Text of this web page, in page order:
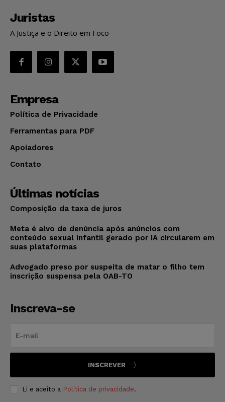
Juristas
A Justiça e o Direito em Foco
Empresa
Política de Privacidade
Ferramentas para PDF
Apoiadores
Contato
Últimas notícias
Composição da taxa de juros
Meta é alvo de denúncia após anúncios com
conteúdo sexual infantil gerado por IA circularem em
suas plataformas
Advogado preso por suspeita de matar o filho tem
inscrição suspensa pela OAB-TO
Inscreva-se
INSCREVER
Li e aceito a Política de privacidade.